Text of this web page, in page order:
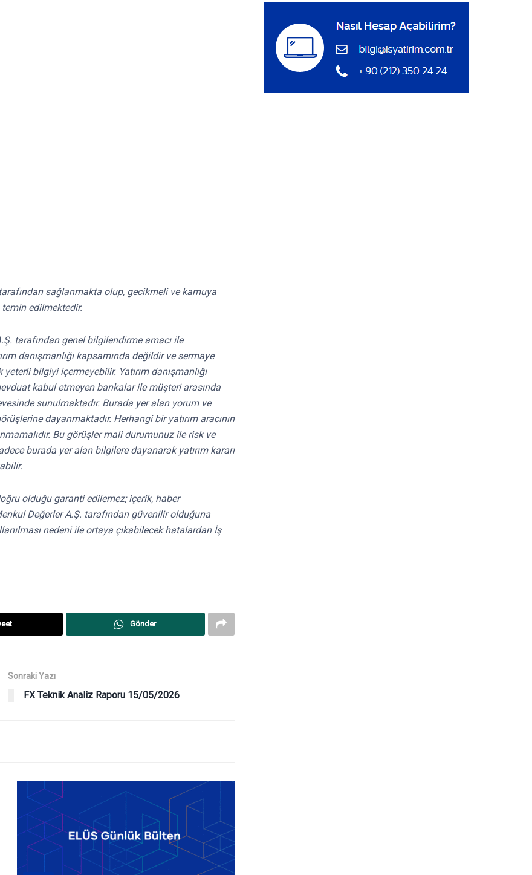
sağlanmakta olup, gecikmeli ve kamuya
edilmektedir.
tarafından genel bilgilendirme amacı ile
danışmanlığı kapsamında değildir ve sermaye
bilgiyi içermeyebilir. Yatırım danışmanlığı
kabul etmeyen bankalar ile müşteri arasında
sunulmaktadır. Burada yer alan yorum ve
dayanmaktadır. Herhangi bir yatırım aracının
Bu görüşler mali durumunuz ile risk ve
burada yer alan bilgilere dayanarak yatırım kararı
olduğu garanti edilemez; içerik, haber
Değerler A.Ş. tarafından güvenilir olduğuna
nedeni ile ortaya çıkabilecek hatalardan İş
Gönder
Sonraki Yazı
FX Teknik Analiz Raporu 15/05/2026